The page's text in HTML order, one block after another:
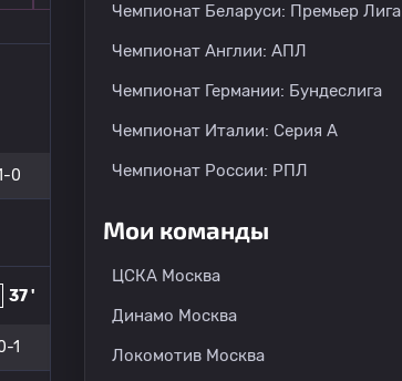
0
37 '
1
Чемпионат Беларуси: Премьер Лига
Чемпионат Англии: АПЛ
Чемпионат Германии: Бундеслига
Чемпионат Италии: Серия А
Чемпионат России: РПЛ
Мои команды
ЦСКА Москва
Динамо Москва
Локомотив Москва